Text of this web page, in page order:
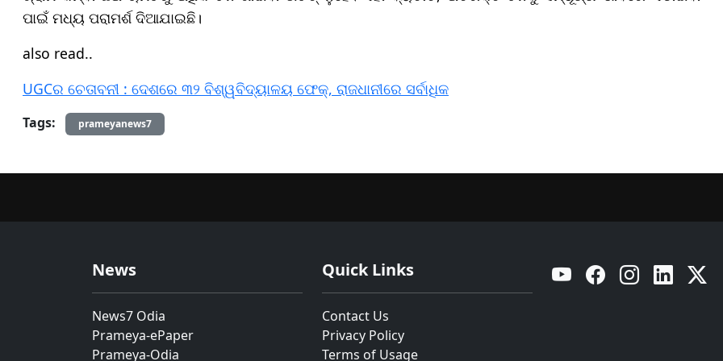
ପାଇଁ ମଧ୍ୟ ପରାମର୍ଶ ଦିଆଯାଇଛି।
also read..
UGCର ଚେତାବନୀ : ଦେଶରେ ୩୨ ବିଶ୍ୱବିଦ୍ୟାଳୟ ଫେକ୍‌, ରାଜଧାନୀରେ ସର୍ବାଧିକ
Tags: prameyanews7
News
News7 Odia
Prameya-ePaper
Prameya-Odia
Quick Links
Contact Us
Privacy Policy
Terms of Usage
YouTube Facebook Instagram